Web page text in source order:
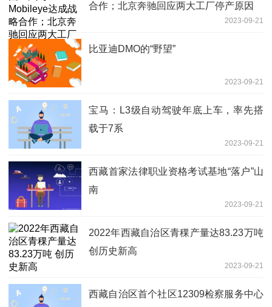
合作；北京奔驰回应两大工厂停产原因
2023-09-21
比亚迪DMO的“野望”
2023-09-21
宝马：L3级自动驾驶年底上车，率先搭
载于7系
2023-09-21
西藏首家法律职业资格考试基地“落户”山
南
2023-09-21
2022年西藏自治区青稞产量达83.23万吨
创历史新高
2023-09-21
西藏自治区首个社区12309检察服务中心